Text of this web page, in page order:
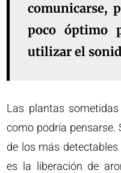
comunicarse,
poco óptimo
utilizar el
Las plantas
como podría pensarse.
de los más
es la liberación de